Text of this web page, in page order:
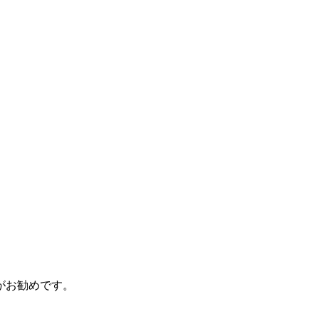
勧めです。